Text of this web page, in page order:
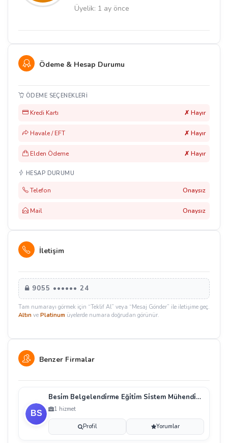
Üyelik: 1 ay önce
Ödeme & Hesap Durumu
ÖDEME SEÇENEKLERI
Kredi Kartı ✗ Hayır
Havale / EFT ✗ Hayır
Elden Ödeme ✗ Hayır
HESAP DURUMU
Telefon Onaysız
Mail Onaysız
İletişim
9055 •••••• 24
Tam numarayı görmek için “Teklif Al” veya “Mesaj Gönder” ile iletişime geç.
Altın ve Platinum üyelerde numara doğrudan görünür.
Benzer Firmalar
Besi̇m Belgelendi̇rme Eği̇ti̇m Si̇stem Mühendi̇sli̇ği̇ San
1 hizmet
Profil Yorumlar